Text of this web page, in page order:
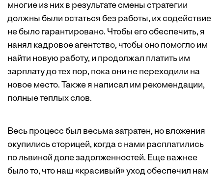
многие из них в результате смены стратегии
должны были остаться без работы, их содействие
не было гарантировано. Чтобы его обеспечить, я
нанял кадровое агентство, чтобы оно помогло им
найти новую работу, и продолжал платить им
зарплату до тех пор, пока они не переходили на
новое место. Также я написал им рекомендации,
полные теплых слов.
Весь процесс был весьма затратен, но вложения
окупились сторицей, когда с нами расплатились
по львиной доле задолженностей. Еще важнее
было то, что наш «красивый» уход обеспечил нам